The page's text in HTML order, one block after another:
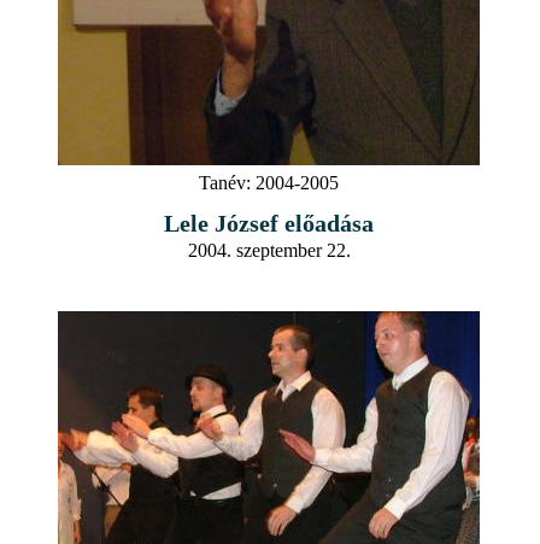
Tanév: 2004-2005
Lele József előadása
2004. szeptember 22.